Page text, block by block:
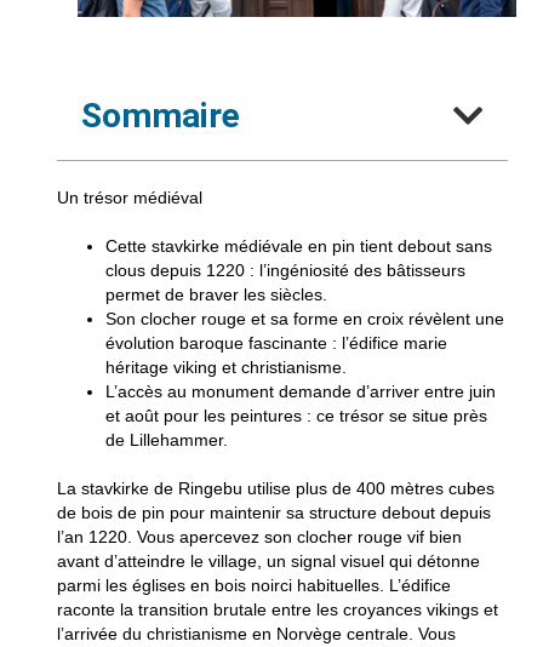
Sommaire
Un trésor médiéval
Cette stavkirke médiévaleen pin tient debout sans
clous depuis 1220 : l’ingéniosité des bâtisseurs
permet de braver les siècles.
Son clocher rougeet sa forme en croix révèlent une
évolution baroque fascinante : l’édifice marie
héritage viking et christianisme.
L’accès au monumentdemande d’arriver entre juin
et août pour les peintures : ce trésor se situe près
de Lillehammer.
La stavkirke de Ringebu utilise plus de 400 mètres cubes
de bois de pin pour maintenir sa structure debout depuis
l’an 1220. Vous apercevez son clocher rouge vif bien
avant d’atteindre le village, un signal visuel qui détonne
parmi les églises en bois noirci habituelles. L’édifice
raconte la transition brutale entre les croyances vikings et
l’arrivée du christianisme en Norvège centrale. Vous